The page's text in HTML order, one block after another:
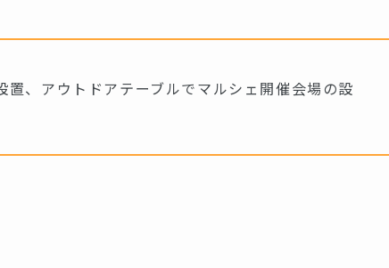
、アウトドアテーブルでマルシェ開催会場の設